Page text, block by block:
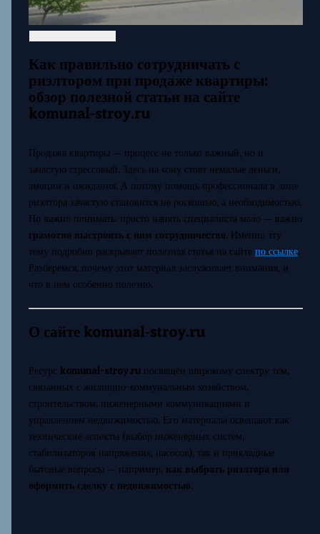
Как правильно сотрудничать с
риэлтором при продаже квартиры:
обзор полезной статьи на сайте
komunal-stroy.ru
Продажа квартиры — процесс не только важный, но и
зачастую стрессовый. Здесь на кону стоят немалые деньги,
эмоции и ожидания. А потому помощь профессионала в лице
риэлтора зачастую становится не роскошью, а необходимостью.
Но важно понимать: просто нанять специалиста мало — важно
грамотно выстроить с ним сотрудничество. Именно эту
тему подробно раскрывает полезная статья на сайте по ссылке.
Разберемся, почему этот материал заслуживает внимания, и
что в нем особенно полезно.
О сайте komunal-stroy.ru
Ресурс komunal-stroy.ruпосвящён широкому спектру тем,
связанных с жилищно-коммунальным хозяйством,
строительством, инженерными коммуникациями и
управлением недвижимостью. Его материалы освещают как
технические аспекты (выбор инженерных систем,
стабилизаторов напряжения, насосов), так и прикладные
бытовые вопросы — например, как выбрать риэлтора или
оформить сделку с недвижимостью.